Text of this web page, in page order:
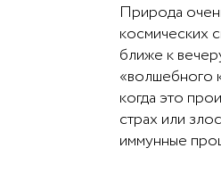
Природа
космических
ближе к
«волшебного
когда это
страх или
иммунные